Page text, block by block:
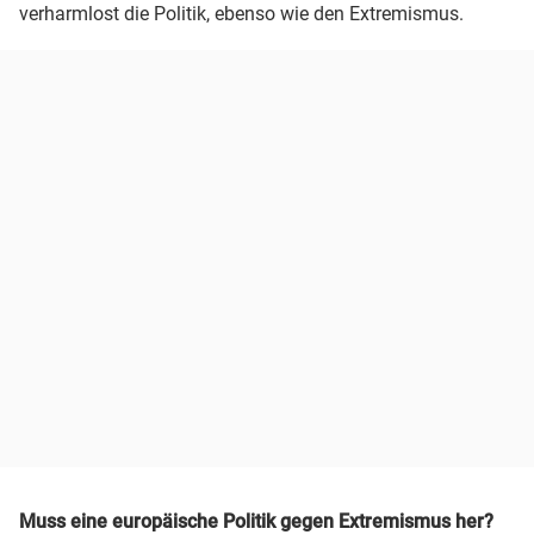
verharmlost die Politik, ebenso wie den Extremismus.
Muss eine europäische Politik gegen Extremismus her?